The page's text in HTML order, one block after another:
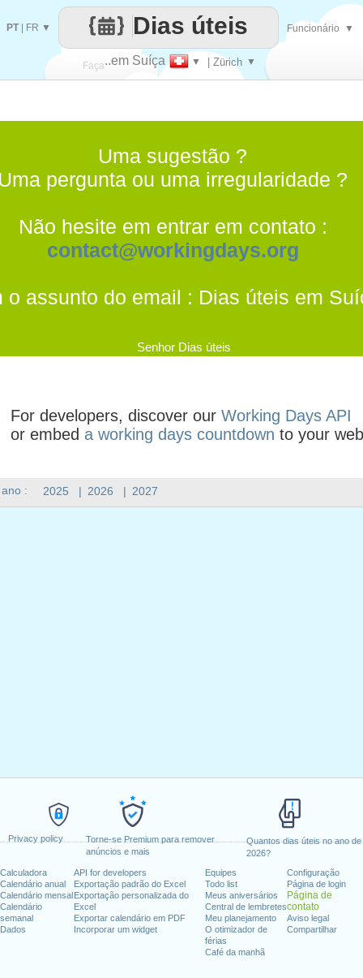
Privacy policy
Torne-se Premium para remover
anúncios e mais
Quantos dias úteis no ano de
2026?
Calculadora
Calendário anual
Calendário mensal
Calendário
semanal
Dados
API for developers
Exportação padrão do Excel
Exportação personalizada do
Excel
Exportar calendário em PDF
Incorporar um widget
Equipes
Todo list
Meus aniversários
Central de lembretes
Meu planejamento
O otimizador de
férias
Café da manhã
Configuração
Página de login
Página de
contato
Aviso legal
Compartilhar
Faça
cada
..em Suíça ▼ | Zürich ▼
Dias úteis
PT| FR ▼ Funcionário ▼
: 2025 | 2026 | 2027
Uma sugestão ?
pergunta ou uma irregularidade ?
Não hesite em entrar em contato :
contact@workingdays.org
o assunto do email : Dias úteis em
Senhor Dias úteis
For developers, discover our Working Days API
or embed a working days countdown to your